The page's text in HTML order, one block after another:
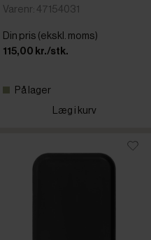
Varenr: 47154031
Din pris (ekskl. moms)
115,00 kr./stk.
På lager
Læg i kurv